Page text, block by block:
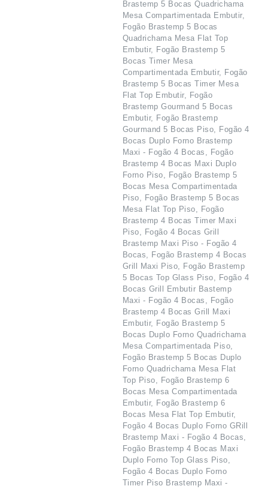
Brastemp 5 Bocas Quadrichama
Mesa Compartimentada Embutir,
Fogão Brastemp 5 Bocas
Quadrichama Mesa Flat Top
Embutir, Fogão Brastemp 5
Bocas Timer Mesa
Compartimentada Embutir, Fogão
Brastemp 5 Bocas Timer Mesa
Flat Top Embutir, Fogão
Brastemp Gourmand 5 Bocas
Embutir, Fogão Brastemp
Gourmand 5 Bocas Piso, Fogão 4
Bocas Duplo Forno Brastemp
Maxi - Fogão 4 Bocas, Fogão
Brastemp 4 Bocas Maxi Duplo
Forno Piso, Fogão Brastemp 5
Bocas Mesa Compartimentada
Piso, Fogão Brastemp 5 Bocas
Mesa Flat Top Piso, Fogão
Brastemp 4 Bocas Timer Maxi
Piso, Fogão 4 Bocas Grill
Brastemp Maxi Piso - Fogão 4
Bocas, Fogão Brastemp 4 Bocas
Grill Maxi Piso, Fogão Brastemp
5 Bocas Top Glass Piso, Fogão 4
Bocas Grill Embutir Bastemp
Maxi - Fogão 4 Bocas, Fogão
Brastemp 4 Bocas Grill Maxi
Embutir, Fogão Brastemp 5
Bocas Duplo Forno Quadrichama
Mesa Compartimentada Piso,
Fogão Brastemp 5 Bocas Duplo
Forno Quadrichama Mesa Flat
Top Piso, Fogão Brastemp 6
Bocas Mesa Compartimentada
Embutir, Fogão Brastemp 6
Bocas Mesa Flat Top Embutir,
Fogão 4 Bocas Duplo Forno GRill
Brastemp Maxi - Fogão 4 Bocas,
Fogão Brastemp 4 Bocas Maxi
Duplo Forno Top Glass Piso,
Fogão 4 Bocas Duplo Forno
Timer Piso Brastemp Maxi -